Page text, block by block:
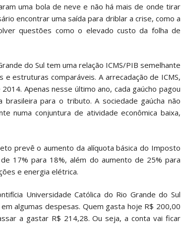
uma bola de neve e não há mais de onde tirar
encontrar uma saída para driblar a crise, como a
questões como o elevado custo da folha de
do Sul tem uma relação ICMS/PIB semelhante
estruturas comparáveis. A arrecadação de ICMS,
Apenas nesse último ano, cada gaúcho pagou
para o tributo. A sociedade gaúcha não
numa conjuntura de atividade econômica baixa,
prevê o aumento da alíquota básica do Imposto
17% para 18%, além do aumento de 25% para
e energia elétrica.
Universidade Católica do Rio Grande do Sul
algumas despesas. Quem gasta hoje R$ 200,00
a gastar R$ 214,28. Ou seja, a conta vai ficar